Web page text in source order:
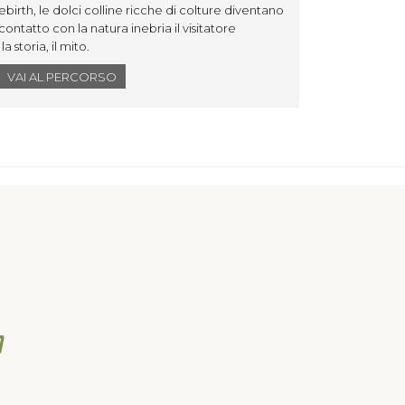
le dolci colline ricche di colture diventano
con la natura inebria il visitatore
storia, il mito.
VAI AL PERCORSO